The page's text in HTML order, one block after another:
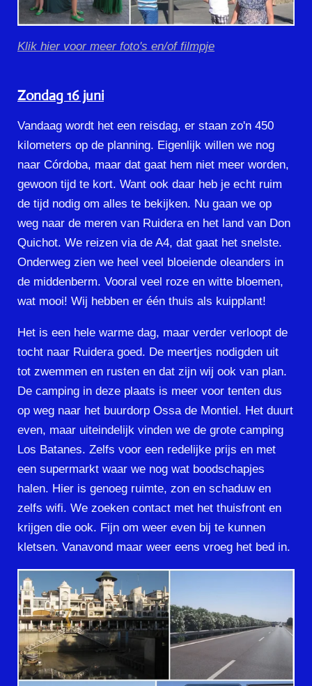
Klik hier voor meer foto's en/of filmpje
Zondag 16 juni
Vandaag wordt het een reisdag, er staan zo'n 450
kilometers op de planning. Eigenlijk willen we nog
naar Córdoba, maar dat gaat hem niet meer worden,
gewoon tijd te kort. Want ook daar heb je echt ruim
de tijd nodig om alles te bekijken. Nu gaan we op
weg naar de meren van Ruidera en het land van Don
Quichot. We reizen via de A4, dat gaat het snelste.
Onderweg zien we heel veel bloeiende oleanders in
de middenberm. Vooral veel roze en witte bloemen,
wat mooi! Wij hebben er één thuis als kuipplant!
Het is een hele warme dag, maar verder verloopt de
tocht naar Ruidera goed. De meertjes nodigden uit
tot zwemmen en rusten en dat zijn wij ook van plan.
De camping in deze plaats is meer voor tenten dus
op weg naar het buurdorp Ossa de Montiel. Het duurt
even, maar uiteindelijk vinden we de grote camping
Los Batanes. Zelfs voor een redelijke prijs en met
een supermarkt waar we nog wat boodschapjes
halen. Hier is genoeg ruimte, zon en schaduw en
zelfs wifi. We zoeken contact met het thuisfront en
krijgen die ook. Fijn om weer even bij te kunnen
kletsen. Vanavond maar weer eens vroeg het bed in.